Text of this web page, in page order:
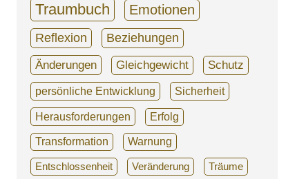
Traumbuch Emotionen
Reflexion
Beziehungen
Änderungen
Gleichgewicht Schutz
persönliche Entwicklung Sicherheit
Herausforderungen Erfolg
Transformation Warnung
Entschlossenheit Veränderung Träume